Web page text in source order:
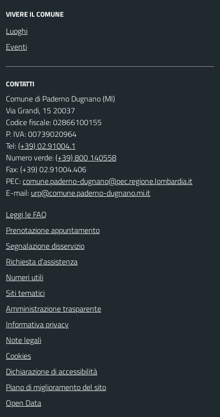
VIVERE IL COMUNE
Luoghi
Eventi
CONTATTI
Comune di Paderno Dugnano (MI)
Via Grandi, 15 20037
Codice fiscale: 02866100155
P. IVA: 00739020964
Tel:(+39) 02.91004.1
Numero verde:(+39) 800 140558
Fax: (+39) 02.91004.406
PEC:comune.paderno-dugnano@pec.regione.lombardia.it
E-mail: urp@comune.paderno-dugnano.mi.it
Leggi le FAQ
Prenotazione appuntamento
Segnalazione disservizio
Richiesta d'assistenza
Numeri utili
Siti tematici
Amministrazione trasparente
Informativa privacy
Note legali
Cookies
Dichiarazione di accessibilità
Piano di miglioramento del sito
Open Data